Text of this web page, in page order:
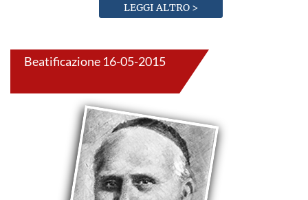
LEGGI ALTRO >
Beatificazione 16-05-2015